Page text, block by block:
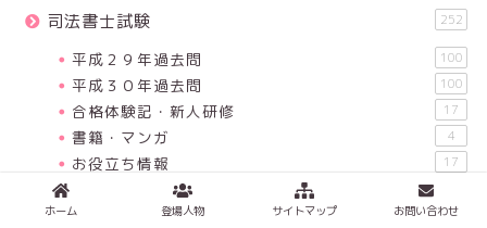
司法書士試験 252
平成２９年過去問 100
平成３０年過去問 100
合格体験記・新人研修 17
書籍・マンガ 4
お役立ち情報 17
ホーム 登場人物 サイトマップ お問い合わせ